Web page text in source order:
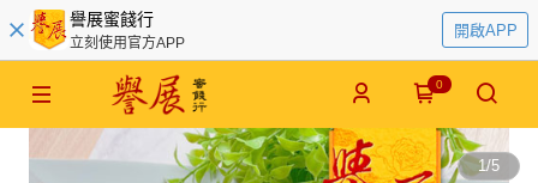
譽展蜜餞行
立刻使用官方APP
開啟APP
0
1/5